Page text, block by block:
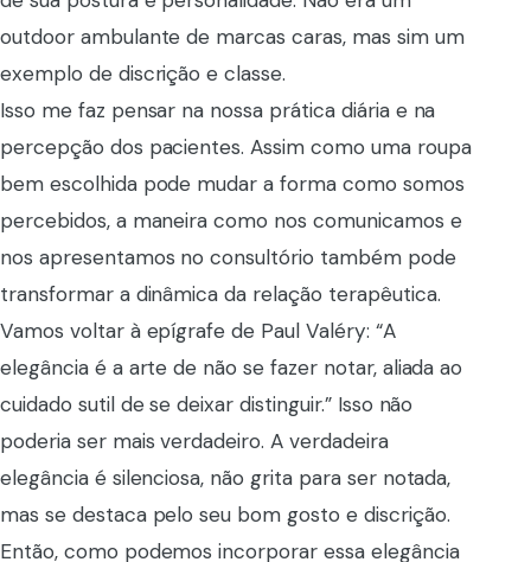
outdoor ambulante de marcas caras, mas sim um
exemplo de discrição e classe.
Isso me faz pensar na nossa prática diária e na
percepção dos pacientes. Assim como uma roupa
bem escolhida pode mudar a forma como somos
percebidos, a maneira como nos comunicamos e
nos apresentamos no consultório também pode
transformar a dinâmica da relação terapêutica.
Vamos voltar à epígrafe de Paul Valéry: “A
elegância é a arte de não se fazer notar, aliada ao
cuidado sutil de se deixar distinguir.” Isso não
poderia ser mais verdadeiro. A verdadeira
elegância é silenciosa, não grita para ser notada,
mas se destaca pelo seu bom gosto e discrição.
Então, como podemos incorporar essa elegância